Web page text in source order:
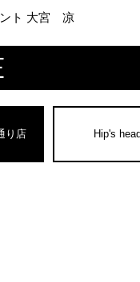
ト 大宮 凉
り店 Hip's